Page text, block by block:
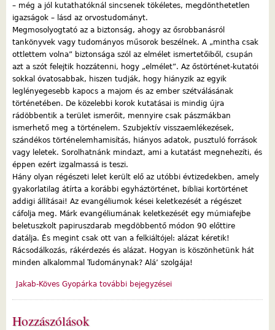
– még a jól kutathatóknál sincsenek tökéletes, megdönthetetlen
igazságok – lásd az orvostudományt.
Megmosolyogtató az a biztonság, ahogy az ősrobbanásról
tankönyvek vagy tudományos műsorok beszélnek. A „mintha csak
ottlettem volna” biztonsága szól az elmélet ismertetőiből, csupán
azt a szót felejtik hozzátenni, hogy „elmélet”. Az őstörténet-kutatói
sokkal óvatosabbak, hiszen tudják, hogy hiányzik az egyik
leglényegesebb kapocs a majom és az ember szétválásának
történetében. De közelebbi korok kutatásai is mindig újra
rádöbbentik a terület ismerőit, mennyire csak pászmákban
ismerhető meg a történelem. Szubjektív visszaemlékezések,
szándékos történelemhamisítás, hiányos adatok, pusztuló források
vagy leletek. Sorolhatnánk mindazt, ami a kutatást megnehezíti, és
éppen ezért izgalmassá is teszi.
Hány olyan régészeti lelet került elő az utóbbi évtizedekben, amely
gyakorlatilag átírta a korábbi egyháztörténet, bibliai kortörténet
addigi állításai! Az evangéliumok kései keletkezését a régészet
cáfolja meg. Márk evangéliumának keletkezését egy múmiafejbe
beletuszkolt papiruszdarab megdöbbentő módon 90 előttire
datálja. És megint csak ott van a felkiáltójel: alázat kéretik!
Rácsodálkozás, rákérdezés és alázat. Hogyan is köszönhetünk hát
minden alkalommal Tudománynak? Alá’ szolgája!
Jakab-Köves Gyopárka további bejegyzései
Hozzászólások